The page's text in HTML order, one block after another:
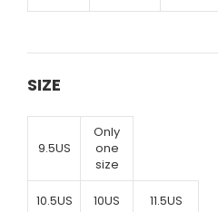
SIZE
9.5US
Only
one
size
10.5US 10US 11.5US